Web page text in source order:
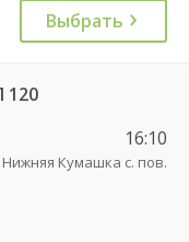
Выбрать
120
16:10
Нижняя Кумашка с. пов.